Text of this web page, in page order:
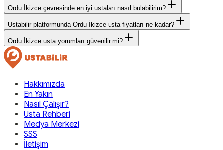
Ordu İkizce çevresinde en iyi ustaları nasıl bulabilirim?
Ustabilir platformunda Ordu İkizce usta fiyatları ne kadar?
Ordu İkizce usta yorumları güvenilir mi?
Hakkımızda
En Yakın
Nasıl Çalışır?
Usta Rehberi
Medya Merkezi
SSS
İletişim